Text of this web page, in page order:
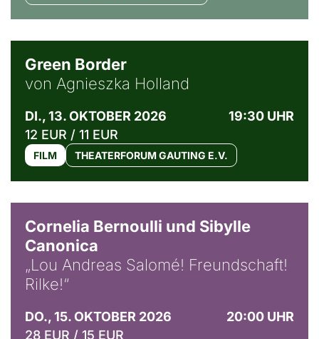
Green Border
von Agnieszka Holland
DI., 13. OKTOBER 2026
19:30 UHR
12 EUR / 11 EUR
FILM THEATERFORUM GAUTING E.V.
Cornelia Bernoulli und Sibylle
Canonica
„Lou Andreas Salomé! Freundschaft!
Rilke!“
DO., 15. OKTOBER 2026
20:00 UHR
28 EUR / 15 EUR